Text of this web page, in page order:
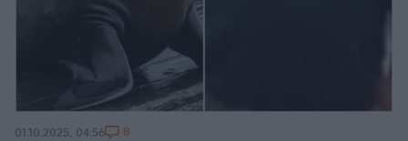
01.10.2025, 04:56 8